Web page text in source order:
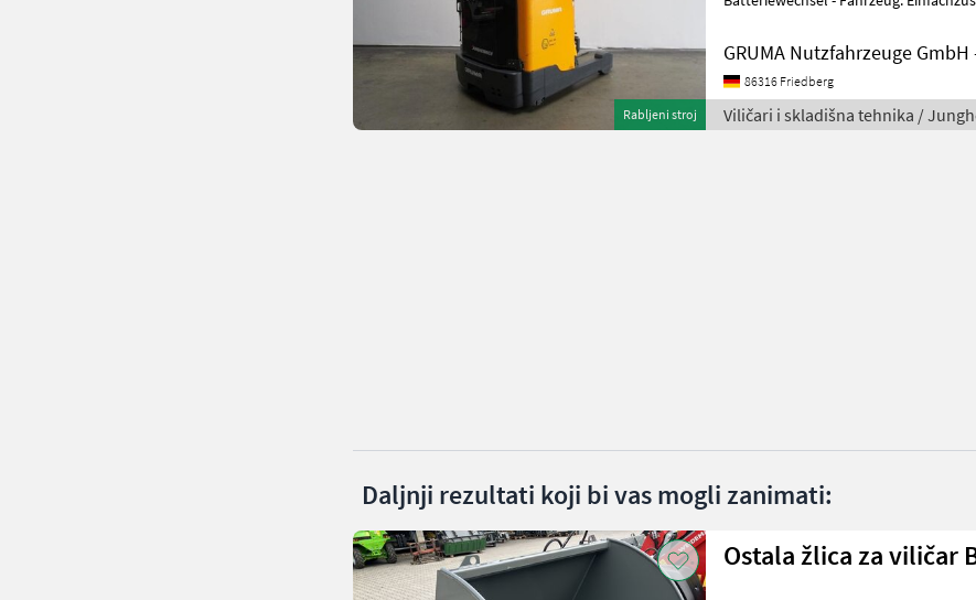
Rabljeni stroj
GRUMA Nutzfahrzeuge
86316 Friedberg
Viličari i skladišna tehnika /
Daljnji rezultati koji bi vas mogli zanimati:
Ostala žlica za viličar